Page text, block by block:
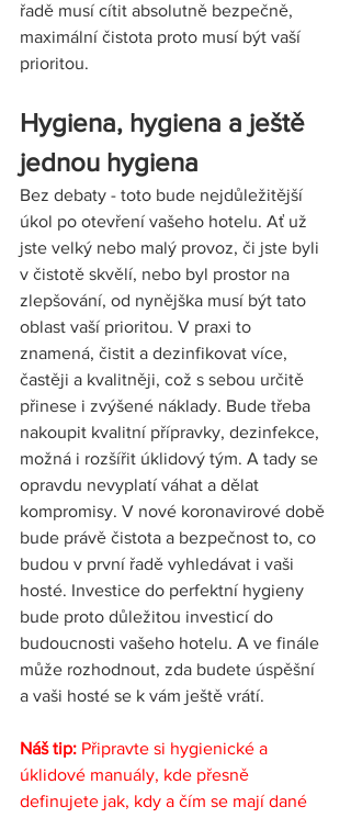
řadě musí cítit absolutně bezpečně,
maximální čistota proto musí být vaší
prioritou.
Hygiena, hygiena a ještě
jednou hygiena
Bez debaty - toto bude nejdůležitější
úkol po otevření vašeho hotelu. Ať už
jste velký nebo malý provoz, či jste byli
v čistotě skvělí, nebo byl prostor na
zlepšování, od nynějška musí být tato
oblast vaší prioritou. V praxi to
znamená, čistit a dezinfikovat více,
častěji a kvalitněji, což s sebou určitě
přinese i zvýšené náklady. Bude třeba
nakoupit kvalitní přípravky, dezinfekce,
možná i rozšířit úklidový tým. A tady se
opravdu nevyplatí váhat a dělat
kompromisy. V nové koronavirové době
bude právě čistota a bezpečnost to, co
budou v první řadě vyhledávat i vaši
hosté. Investice do perfektní hygieny
bude proto důležitou investicí do
budoucnosti vašeho hotelu. A ve finále
může rozhodnout, zda budete úspěšní
a vaši hosté se k vám ještě vrátí.
Náš tip: Připravte si hygienické a
úklidové manuály, kde přesně
definujete jak, kdy a čím se mají dané